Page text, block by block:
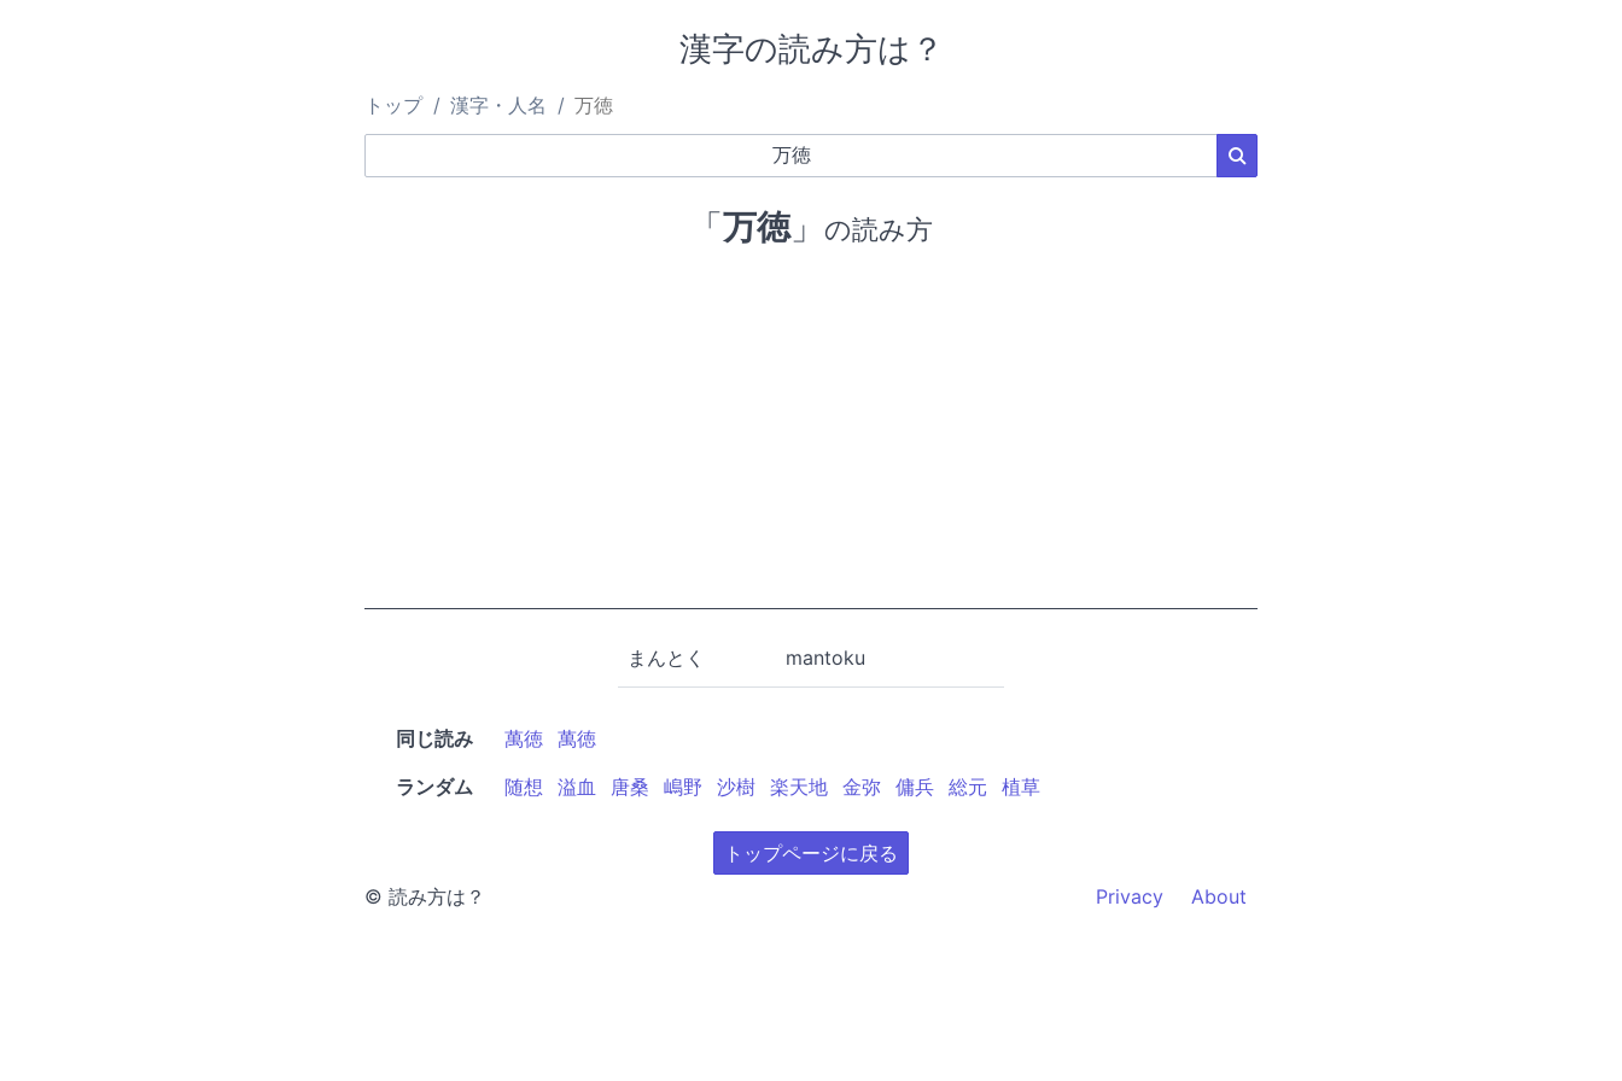
漢字の読み方は？
トップ 漢字・人名 万徳
「万徳」 の読み方
まんとく mantoku
同じ読み 萬徳 萬徳
ランダム
随想 溢血 唐桑 嶋野 沙樹 楽天地 金弥 傭兵 総元 植草
トップページに戻る
© 読み方は？
Privacy About